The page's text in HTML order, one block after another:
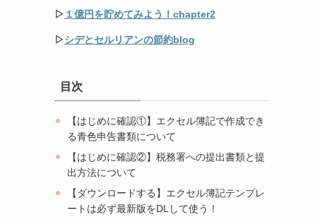
▷ １億円を貯めてみよう！chapter2
▷シデとセルリアンの節約blog
目次
【はじめに確認①】エクセル簿記で作成でき
る青色申告書類について
【はじめに確認②】税務署への提出書類と提
出方法について
【ダウンロードする】エクセル簿記テンプレ
ートは必ず最新版をDLして使う！